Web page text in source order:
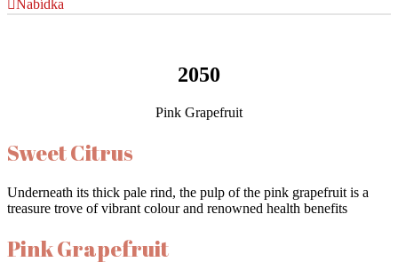
Nabídka
2050
Pink Grapefruit
Sweet Citrus
Underneath its thick pale rind, the pulp of the pink grapefruit is a
treasure trove of vibrant colour and renowned health benefits
Pink Grapefruit